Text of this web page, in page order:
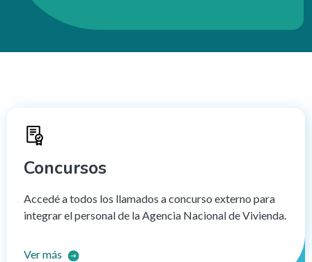
Concursos
Accedé a todos los llamados a concurso externo para
integrar el personal de la Agencia Nacional de Vivienda.
Ver más